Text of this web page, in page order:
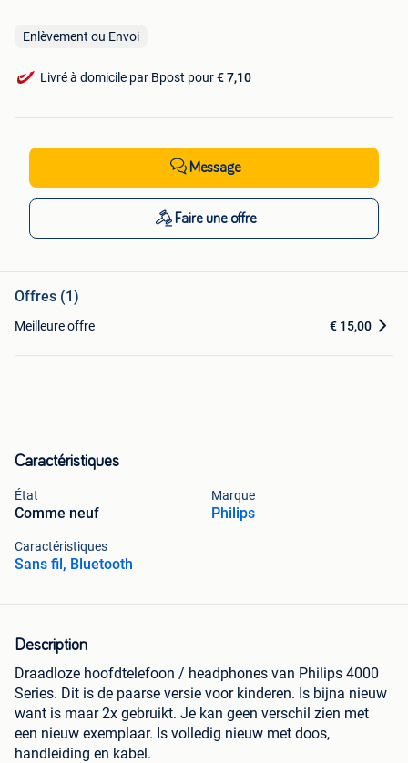
Caractéristiques
État
Comme neuf
Marque
Philips
Caractéristiques
Sans fil, Bluetooth
Description
Draadloze hoofdtelefoon / headphones van Philips 4000
Series. Dit is de paarse versie voor kinderen. Is bijna nieuw
want is maar 2x gebruikt. Je kan geen verschil zien met
een nieuw exemplaar. Is volledig nieuw met doos,
handleiding en kabel.
Enlèvement ou Envoi
Livré à domicile par Bpost pour€ 7,10
Message
Faire une offre
Offres (1)
Meilleure offre € 15,00